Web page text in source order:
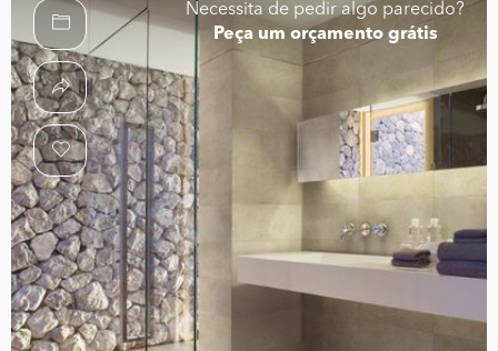
Necessita de pedir algo parecido?
Peça um orçamento grátis